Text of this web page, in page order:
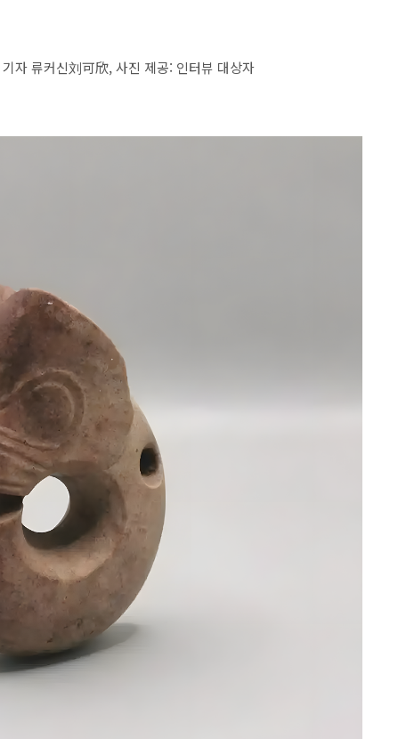
자 류커신刘可欣, 사진 제공: 인터뷰 대상자